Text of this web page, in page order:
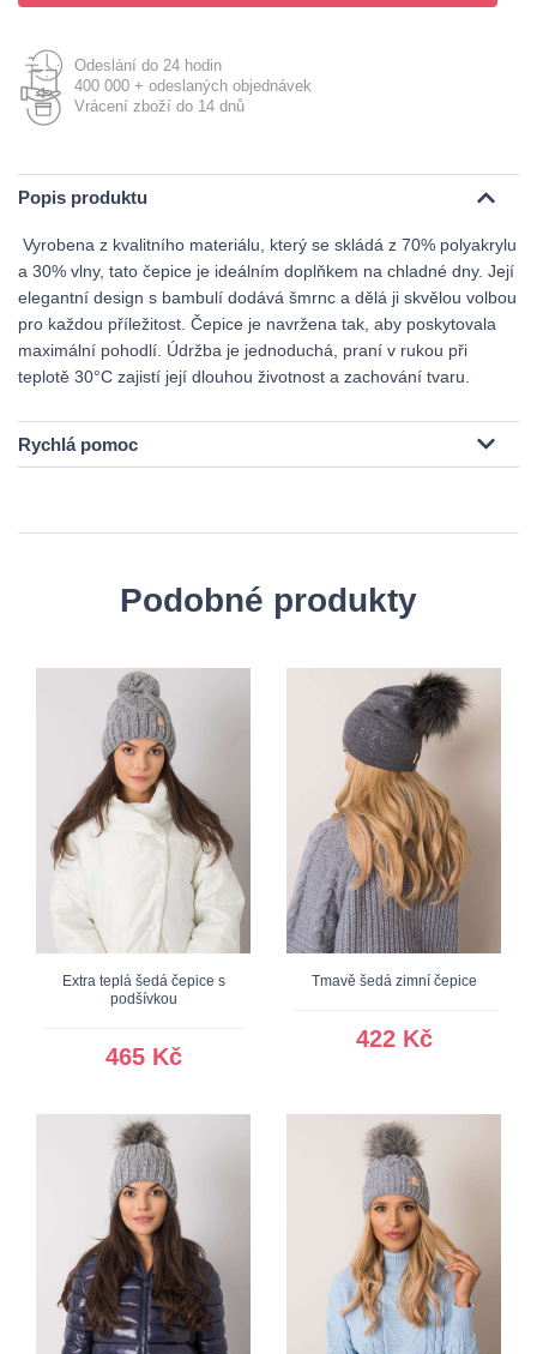
Odeslání do 24 hodin
400 000 + odeslaných objednávek
Vrácení zboží do 14 dnů
Popis produktu
Vyrobena z kvalitního materiálu, který se skládá z 70% polyakrylu
a 30% vlny, tato čepice je ideálním doplňkem na chladné dny. Její
elegantní design s bambulí dodává šmrnc a dělá ji skvělou volbou
pro každou příležitost. Čepice je navržena tak, aby poskytovala
maximální pohodlí. Údržba je jednoduchá, praní v rukou při
teplotě 30°C zajistí její dlouhou životnost a zachování tvaru.
Rychlá pomoc
Podobné produkty
Extra teplá šedá čepice s
podšívkou
465 Kč
Tmavě šedá zimní čepice
422 Kč